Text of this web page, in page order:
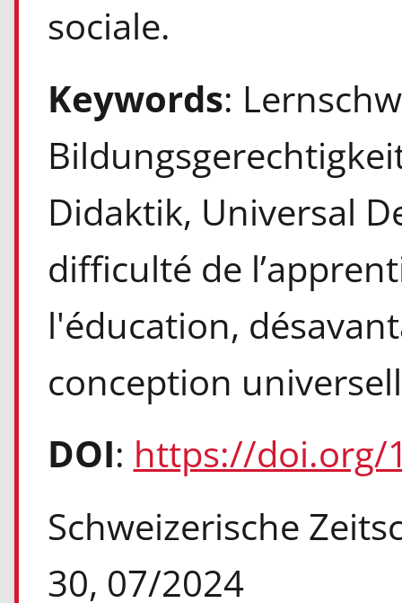
sociale.
Keywords:
Didaktik, Universal
difficulté de
l'éducation,
conception
DOI: https://doi.org/
Schweizerische
30, 07/2024